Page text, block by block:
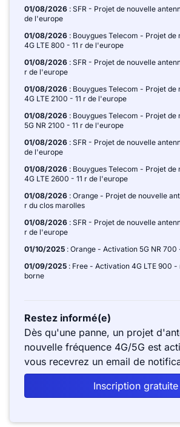
01/08/2026 : SFR - Projet de nouvelle
de l'europe
01/08/2026 : Bouygues Telecom - Projet de
4G LTE 800 - 11 r de l'europe
01/08/2026 : SFR - Projet de nouvelle
r de l'europe
01/08/2026 : Bouygues Telecom - Projet de
4G LTE 2100 - 11 r de l'europe
01/08/2026 : Bouygues Telecom - Projet de
5G NR 2100 - 11 r de l'europe
01/08/2026 : SFR - Projet de nouvelle
de l'europe
01/08/2026 : Bouygues Telecom - Projet de
4G LTE 2600 - 11 r de l'europe
01/08/2026 : Orange - Projet de nouvelle
r du clos marolles
01/08/2026 : SFR - Projet de nouvelle
r de l'europe
01/10/2025 : Orange - Activation 5G NR
01/09/2025 : Free - Activation 4G LTE 900 -
borne
Restez informé(e)
Dès qu'une panne, un projet
nouvelle fréquence 4G/5G est
vous recevrez un email de
Inscription gratuite